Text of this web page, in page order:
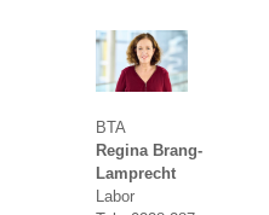
BTA
Regina Brang-
Lamprecht
Labor